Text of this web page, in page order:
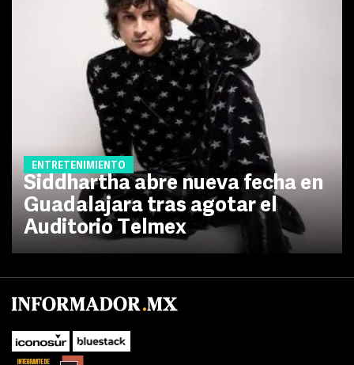
ENTRETENIMIENTO
Siddhartha abre nueva fecha en
Guadalajara tras agotar el
Auditorio Telmex